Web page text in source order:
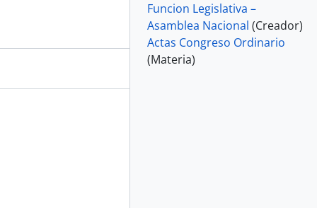
Funcion Legislativa –
Asamblea Nacional (Creador)
Actas Congreso Ordinario
(Materia)